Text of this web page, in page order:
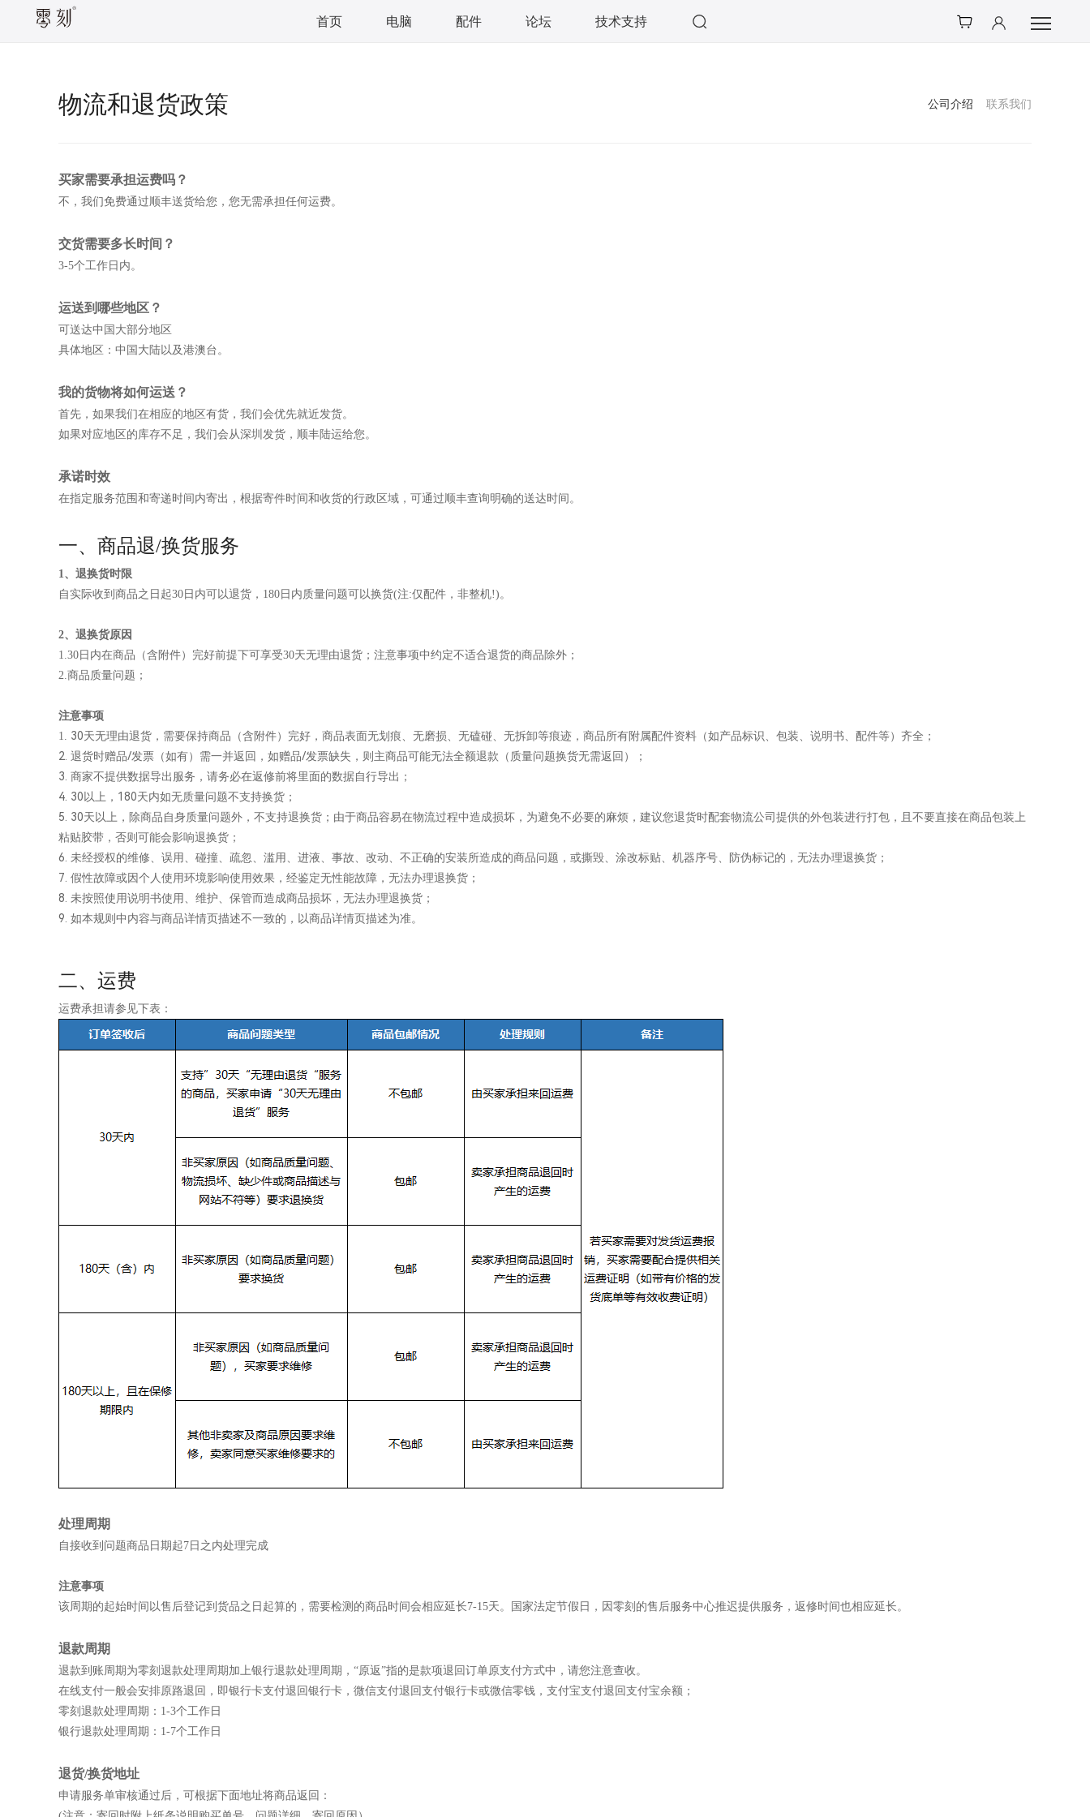
首页 电脑 配件 论坛 技术支持
物流和退货政策 公司介绍 联系我们
买家需要承担运费吗？
不，我们免费通过顺丰送货给您，您无需承担任何运费。
交货需要多长时间？
3-5个工作日内。
运送到哪些地区？
可送达中国大部分地区
具体地区：中国大陆以及港澳台。
我的货物将如何运送？
首先，如果我们在相应的地区有货，我们会优先就近发货。
如果对应地区的库存不足，我们会从深圳发货，顺丰陆运给您。
承诺时效
在指定服务范围和寄递时间内寄出，根据寄件时间和收货的行政区域，可通过顺丰查询明确的送达时间。
一、商品退/换货服务
1、退换货时限
自实际收到商品之日起30日内可以退货，180日内质量问题可以换货(注:仅配件，非整机!)。
2、退换货原因
1.30日内在商品（含附件）完好前提下可享受30天无理由退货；注意事项中约定不适合退货的商品除外；
2. 商品质量问题；
注意事项
1. 30天无理由退货，需要保持商品（含附件）完好，商品表面无划痕、无磨损、无磕碰、无拆卸等痕迹，商品所有附属配件资料（如产品标识、包装、说明书、配件等）齐全；
2. 退货时赠品/发票（如有）需一并返回，如赠品/发票缺失，则主商品可能无法全额退款（质量问题换货无需返回）；
3. 商家不提供数据导出服务，请务必在返修前将里面的数据自行导出；
4. 30以上，180天内如无质量问题不支持换货；
5. 30天以上，除商品自身质量问题外，不支持退换货；由于商品容易在物流过程中造成损坏，为避免不必要的麻烦，建议您退货时配套物流公司提供的外包装进行打包，且不要直接在商品包装上
粘贴胶带，否则可能会影响退换货；
6. 未经授权的维修、误用、碰撞、疏忽、滥用、进液、事故、改动、不正确的安装所造成的商品问题，或撕毁、涂改标贴、机器序号、防伪标记的，无法办理退换货；
7. 假性故障或因个人使用环境影响使用效果，经鉴定无性能故障，无法办理退换货；
8. 未按照使用说明书使用、维护、保管而造成商品损坏，无法办理退换货；
9. 如本规则中内容与商品详情页描述不一致的，以商品详情页描述为准。
二、运费
运费承担请参见下表：
处理周期
自接收到问题商品日期起7日之内处理完成
注意事项
该周期的起始时间以售后登记到货品之日起算的，需要检测的商品时间会相应延长7-15天。国家法定节假日，因零刻的售后服务中心推迟提供服务，返修时间也相应延长。
退款周期
退款到账周期为零刻退款处理周期加上银行退款处理周期，“原返”指的是款项退回订单原支付方式中，请您注意查收。
在线支付一般会安排原路退回，即银行卡支付退回银行卡，微信支付退回支付银行卡或微信零钱，支付宝支付退回支付宝余额；
零刻退款处理周期：1-3个工作日
银行退款处理周期：1-7个工作日
退货/换货地址
申请服务单审核通过后，可根据下面地址将商品返回：